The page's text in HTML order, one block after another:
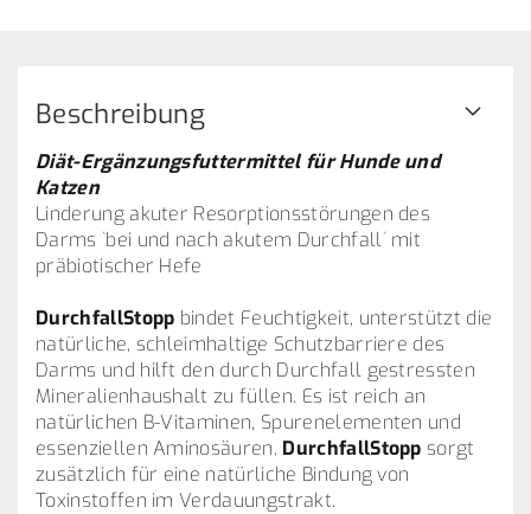
Beschreibung
Diät-Ergänzungsfuttermittel für Hunde und
Katzen
Linderung akuter Resorptionsstörungen des
Darms `bei und nach akutem Durchfall´ mit
präbiotischer Hefe
DurchfallStopp bindet Feuchtigkeit, unterstützt die
natürliche, schleimhaltige Schutzbarriere des
Darms und hilft den durch Durchfall gestressten
Mineralienhaushalt zu füllen. Es ist reich an
natürlichen B-Vitaminen, Spurenelementen und
essenziellen Aminosäuren. DurchfallStopp sorgt
zusätzlich für eine natürliche Bindung von
Toxinstoffen im Verdauungstrakt.